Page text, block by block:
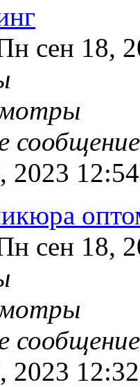
сен 18,
2023
сен 18,
2023